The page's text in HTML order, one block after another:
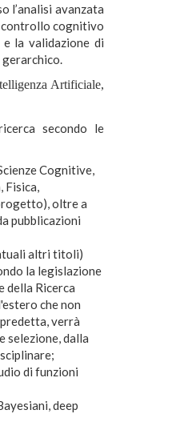
l’analisi avanzata
controllo cognitivo
la validazione di
Artificiale,
secondo le
Cognitive,
Fisica,
oltre a
pubblicazioni
altri titoli)
la legislazione
della Ricerca
che non
verrà
selezione, dalla
di funzioni
deep